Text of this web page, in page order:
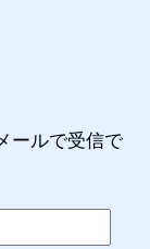
ールで受信で